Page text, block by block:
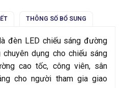
THÔNG SỐ BỔ SUNG
đèn LED chiếu sáng đường
dụng cho chiếu sáng
cao tốc, công viên, sân
cho người tham gia giao